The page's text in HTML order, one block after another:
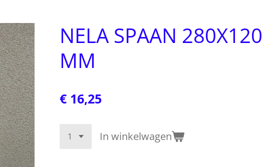
NELA SPAAN 280X120
MM
€ 16,25
In winkelwagen